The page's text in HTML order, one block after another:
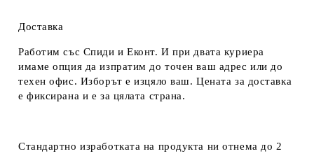
Доставка
Работим със Спиди и Еконт. И при двата куриера
имаме опция да изпратим до точен ваш адрес или до
техен офис. Изборът е изцяло ваш. Цената за доставка
е фиксирана и е за цялата страна.
Стандартно изработката на продукта ни отнема до 2